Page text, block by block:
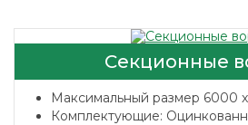
Секционные
Максимальный размер 6000
Комплектующие: